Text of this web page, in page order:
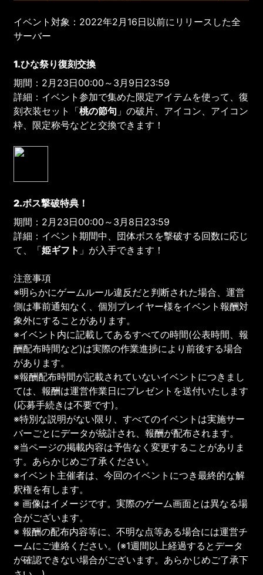
イベント対象：2022年2月16日以前にリリースした全
サーバー
1.ひな祭り復刻交換
期間：2月23日00:00～3月9日23:59
詳細：イベント参加で集めた限定アイテムを使って、復
刻衣装セット「桃の節句 」の破片、アイコン、アイコン
枠、限定称号などと交換できます！
2.ボス撃破特典！
期間：2月23日00:00～3月8日23:59
詳細：イベント期間中、団体ボスを撃破する回数に応じ
て、「姫ギフト 」が入手できます！
注意事項
※明らかにゲームルール違反だと判断された場合、運営
側は事前通知なく、個別プレイヤー様をイベント報酬対
象外にすることがあります。
※イベント内に記載してあるすべての時間(公表時間、報
酬配布時間など)は実際の作業進捗により前後する場合
があります。
※報酬配布時間が記載されていないイベントにつきまし
ては、報酬は運営作業日にプレゼントを送付いたします
(応募手続きは不要です)。
※特別な説明がない限り、すべてのイベントは実施サー
バーごとにデータが統計され、報酬が配布されます。
※当ページの掲載内容は予告なく変更することがありま
す。あらかじめご了承ください。
※イベント主催者は、今回のイベントにつき最終的な解
釈権を有します。
※ 画像はイメージです。実際のゲーム画面とは異なる場
合がございます。
※ 報酬の配布内容等に、不明な点等ある場合には運営チ
ームにご連絡ください。(※1週間以上経過するとデータ
が確認できない場合がございます。あらかじめご了承下